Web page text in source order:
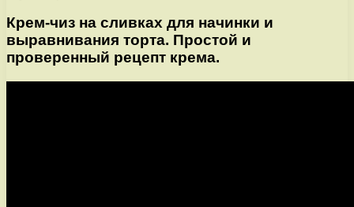
Крем-чиз на сливках для начинки и
выравнивания торта. Простой и
проверенный рецепт крема.